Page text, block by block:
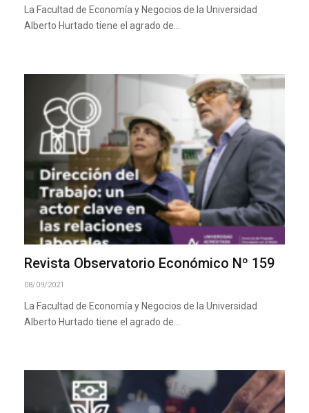
La Facultad de Economía y Negocios de la Universidad
Alberto Hurtado tiene el agrado de…
Revista Observatorio Económico Nº 159
08/09/2021
La Facultad de Economía y Negocios de la Universidad
Alberto Hurtado tiene el agrado de…